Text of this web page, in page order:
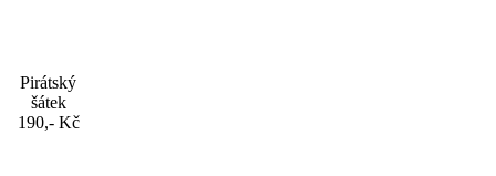
Pirátský
šátek
190,- Kč